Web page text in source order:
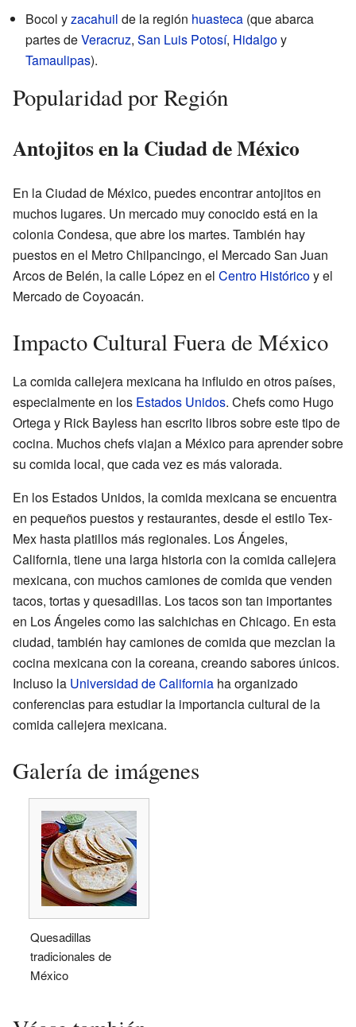
Bocol yzacahuil de la región huasteca (que abarca
partes deVeracruz, San Luis Potosí, Hidalgoy
Tamaulipas).
Popularidad por Región
Antojitos en la Ciudad de México
En la Ciudad de México, puedes encontrar antojitos en
muchos lugares. Un mercado muy conocido está en la
colonia Condesa, que abre los martes. También hay
puestos en el Metro Chilpancingo, el Mercado San Juan
Arcos de Belén, la calle López en el Centro Históricoy el
Mercado de Coyoacán.
Impacto Cultural Fuera de México
La comida callejera mexicana ha influido en otros países,
especialmente en los Estados Unidos. Chefs como Hugo
Ortega y Rick Bayless han escrito libros sobre este tipo de
cocina. Muchos chefs viajan a México para aprender sobre
su comida local, que cada vez es más valorada.
En los Estados Unidos, la comida mexicana se encuentra
en pequeños puestos y restaurantes, desde el estilo Tex-
Mex hasta platillos más regionales. Los Ángeles,
California, tiene una larga historia con la comida callejera
mexicana, con muchos camiones de comida que venden
tacos, tortas y quesadillas. Los tacos son tan importantes
en Los Ángeles como las salchichas en Chicago. En esta
ciudad, también hay camiones de comida que mezclan la
cocina mexicana con la coreana, creando sabores únicos.
Incluso la Universidad de California ha organizado
conferencias para estudiar la importancia cultural de la
comida callejera mexicana.
Galería de imágenes
Quesadillas
tradicionales de
México